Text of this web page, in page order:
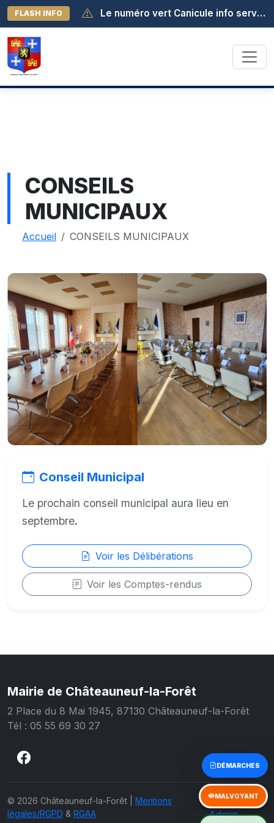
FLASH INFO Le numéro vert Canicule info service est activé au 0 800 06 66 66. Il est joignable de 8h à 19h (appel gratuit depuis la France métropolitaine).
CONSEILS
MUNICIPAUX
Accueil CONSEILS MUNICIPAUX
Conseil Municipal
Le prochain conseil municipal aura lieu en
septembre.
Voir les Délibérations
Voir les Comptes-rendus
Mairie de Châteauneuf-la-Forêt
2 Place du 8 Mai 1945, 87130 Châteauneuf-la-Forêt
Tél : 05 55 69 30 27
© 2026 Châteauneuf-la-Forêt | Mentions
légales/RGPD & RGAA
Accès
Admin